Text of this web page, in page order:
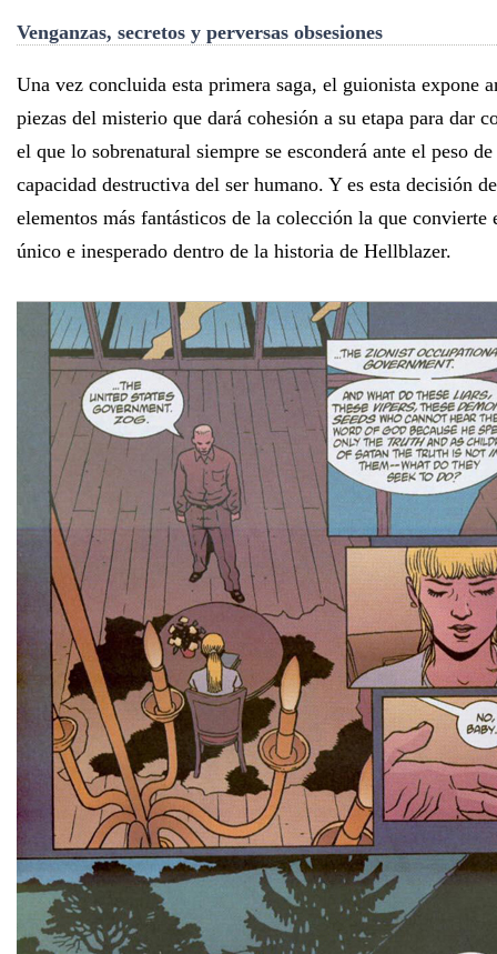
Venganzas, secretos y perversas obsesiones
Una vez concluida esta primera saga, el guionista expone
piezas del misterio que dará cohesión a su etapa para dar
el que lo sobrenatural siempre se esconderá ante el peso
capacidad destructiva del ser humano. Y es esta decisión
elementos más fantásticos de la colección la que convierte
único e inesperado dentro de la historia de Hellblazer.